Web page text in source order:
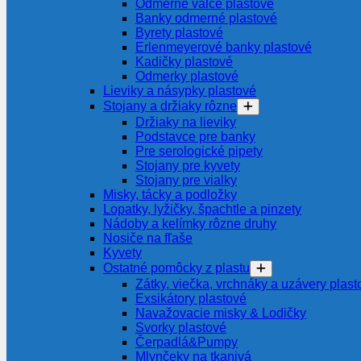
Odmerné valce plastové
Banky odmerné plastové
Byrety plastové
Erlenmeyerové banky plastové
Kadičky plastové
Odmerky plastové
Lieviky a násypky plastové
Stojany a držiaky rôzne
Držiaky na lieviky
Podstavce pre banky
Pre serologické pipety
Stojany pre kyvety
Stojany pre vialky
Misky, tácky a podložky
Lopatky, lyžičky, špachtle a pinzety
Nádoby a kelímky rôzne druhy
Nosiče na fľaše
Kyvety
Ostatné pomôcky z plastu
Zátky, viečka, vrchnáky a uzávery
Exsikátory plastové
Navažovacie misky & Lodičky
Svorky plastové
Čerpadlá&Pumpy
Mlynčeky na tkanivá